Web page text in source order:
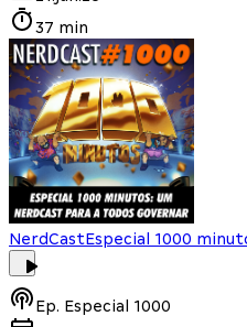
37 min
NerdCastEspecial 1000
Ep. Especial 1000